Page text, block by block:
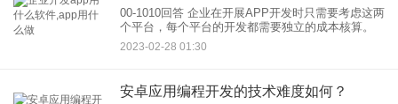
00-1010回答 企业在开展APP开发时只需要考虑这两
个平台，每个平台的开发都需要独立的成本核算。
2023-02-28 01:30
安卓应用编程开发的技术难度如何？